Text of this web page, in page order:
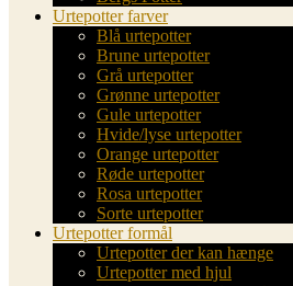
Urtepotter farver
Blå urtepotter
Brune urtepotter
Grå urtepotter
Grønne urtepotter
Gule urtepotter
Hvide/lyse urtepotter
Orange urtepotter
Røde urtepotter
Rosa urtepotter
Sorte urtepotter
Urtepotter formål
Urtepotter der kan hænge
Urtepotter med hjul